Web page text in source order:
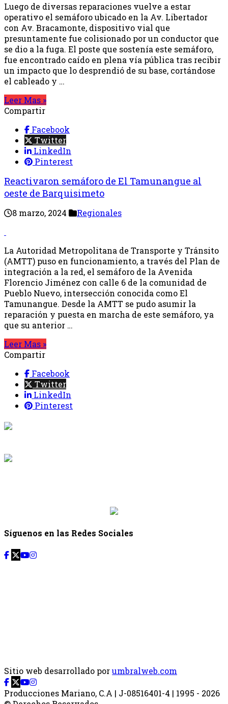
Luego de diversas reparaciones vuelve a estar
operativo el semáforo ubicado en la Av. Libertador
con Av. Bracamonte, dispositivo vial que
presuntamente fue colisionado por un conductor que
se dio a la fuga. El poste que sostenía este semáforo,
fue encontrado caído en plena vía pública tras recibir
un impacto que lo desprendió de su base, cortándose
el cableado y …
Leer Mas »
Compartir
Facebook
Twitter
LinkedIn
Pinterest
Reactivaron semáforo de El Tamunangue al
oeste de Barquisimeto
8 marzo, 2024 Regionales
La Autoridad Metropolitana de Transporte y Tránsito
(AMTT) puso en funcionamiento, a través del Plan de
integración a la red, el semáforo de la Avenida
Florencio Jiménez con calle 6 de la comunidad de
Pueblo Nuevo, intersección conocida como El
Tamunangue. Desde la AMTT se pudo asumir la
reparación y puesta en marcha de este semáforo, ya
que su anterior …
Leer Mas »
Compartir
Facebook
Twitter
LinkedIn
Pinterest
Síguenos en las Redes Sociales
Sitio web desarrollado porumbralweb.com
Producciones Mariano, C.A | J-08516401-4 | 1995 - 2026